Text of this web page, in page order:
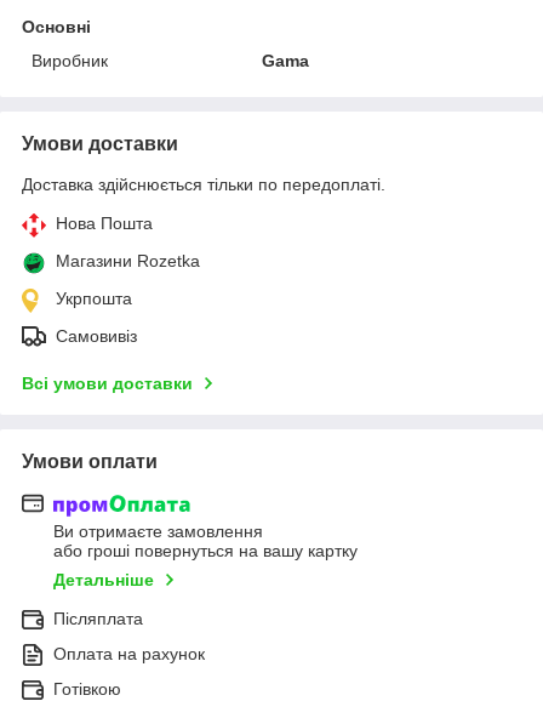
Основні
Виробник
Gama
Умови доставки
Доставка здійснюється тільки по передоплаті.
Нова Пошта
Магазини Rozetka
Укрпошта
Самовивіз
Всі умови доставки
Умови оплати
Ви отримаєте замовлення
або гроші повернуться на вашу картку
Детальніше
Післяплата
Оплата на рахунок
Готівкою